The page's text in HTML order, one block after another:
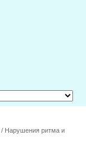
/ Нарушения ритма и